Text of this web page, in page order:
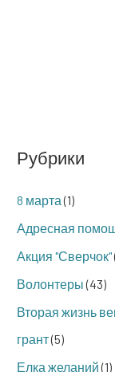
Рубрики
8 марта(1)
Адресная
Акция "Сверчок"
Волонтеры(43)
Вторая жизнь
грант(5)
Елка желаний(1)